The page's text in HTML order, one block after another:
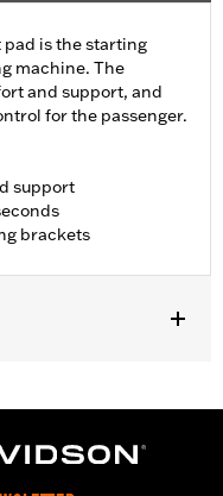
pad is the starting
machine. The
and support, and
for the passenger.
support
brackets
Tour-Pak®
the additional